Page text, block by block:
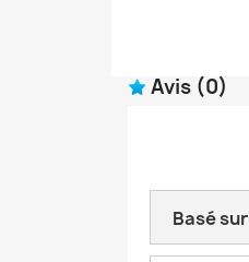
Avis (0)
Basé sur